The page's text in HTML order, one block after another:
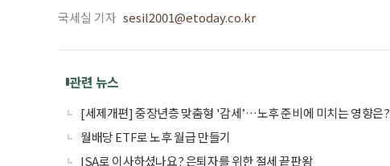
국세실 기자 sesil2001@etoday.co.kr
관련 뉴스
[세제개편] 중장년층 맞춤형 '감세’…노후 준비에 미치는 영향은?
월배당 ETF로 노후 월급 만들기
ISA로 이사하셨나요? 은퇴자를 위한 절세 끝판왕